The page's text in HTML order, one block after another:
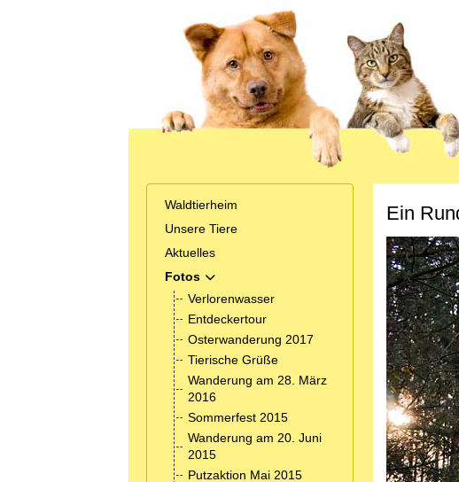
Waldtierheim
Unsere Tiere
Aktuelles
Fotos
MOD_MENU_TOGGLE_SUBMENU_LABEL
Verlorenwasser
Entdeckertour
Osterwanderung 2017
Tierische Grüße
Wanderung am 28. März
2016
Sommerfest 2015
Wanderung am 20. Juni
2015
Putzaktion Mai 2015
Ein